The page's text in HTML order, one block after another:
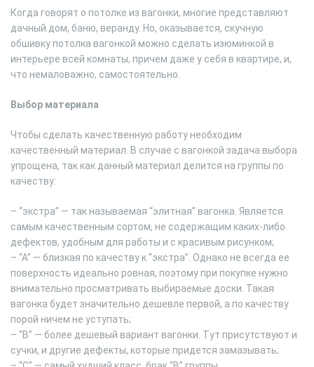
Когда говорят о потолке из вагонки, многие представляют
дачный дом, баню, веранду. Но, оказывается, скучную
обшивку потолка вагонкой можно сделать изюминкой в
интерьере всей комнаты, причем даже у себя в квартире, и,
что немаловажно, самостоятельно.
Выбор материала
Чтобы сделать качественную работу необходим
качественный материал. В случае с вагонкой задача выбора
упрощена, так как данный материал делится на группы по
качеству:
– “экстра” — так называемая “элитная” вагонка. Является
самым качественным сортом, не содержащим каких-либо
дефектов, удобным для работы и с красивым рисунком;
– “А” — близкая по качеству к “экстра”. Однако не всегда ее
поверхность идеально ровная, поэтому при покупке нужно
внимательно просматривать выбираемые доски. Такая
вагонка будет значительно дешевле первой, а по качеству
порой ничем не уступать;
– “В” — более дешевый вариант вагонки. Тут присутствуют и
сучки, и другие дефекты, которые придется замазывать;